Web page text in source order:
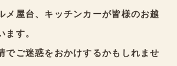
メ屋台、キッチンカーが皆様のお越
ます。
でご迷惑をおかけするかもしれませ